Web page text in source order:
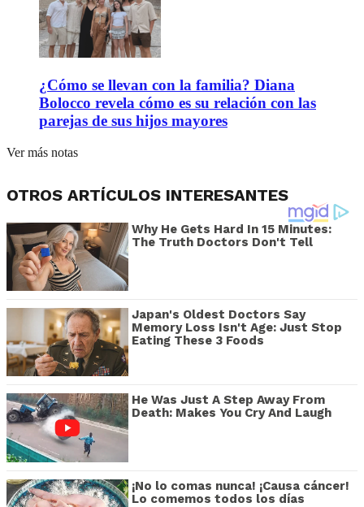
¿Cómo se llevan con la familia? Diana
Bolocco revela cómo es su relación con las
parejas de sus hijos mayores
Ver más notas
OTROS ARTÍCULOS INTERESANTES
Why He Gets Hard In 15 Minutes:
The Truth Doctors Don't Tell
Japan's Oldest Doctors Say
Memory Loss Isn't Age: Just Stop
Eating These 3 Foods
He Was Just A Step Away From
Death: Makes You Cry And Laugh
¡No lo comas nunca! ¡Causa cáncer!
Lo comemos todos los días